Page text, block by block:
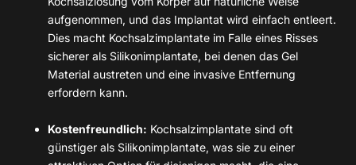
aufgenommen, und das Implantat wird einfach entleert.
Dies macht Kochsalzimplantate im Falle eines Risses
sicherer als Silikonimplantate, bei denen das Gel
Material austreten und eine invasive Entfernung
erfordern kann.
Kostenfreundlich: Kochsalzimplantate sind oft
günstiger als Silikonimplantate, was sie zu einer